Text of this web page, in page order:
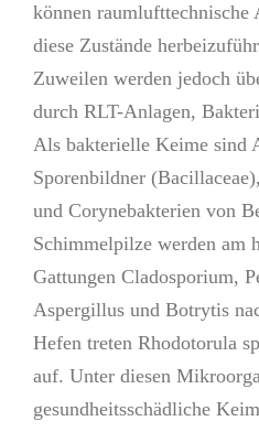
können raumlufttechnische
diese Zustände
Zuweilen werden jedoch
durch RLT-Anlagen,
Als bakterielle Keime sind
Sporenbildner
und Corynebakterien von
Schimmelpilze werden am
Gattungen Cladosporium,
Aspergillus und Botrytis
Hefen treten Rhodotorula
auf. Unter diesen
gesundheitsschädliche